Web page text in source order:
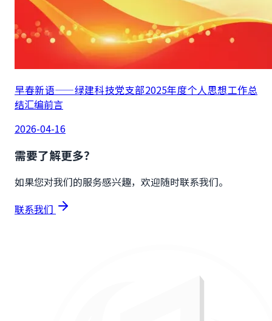
早春新语——绿建科技党支部2025年度个人思想工作总
结汇编前言
2026-04-16
需要了解更多？
如果您对我们的服务感兴趣，欢迎随时联系我们。
联系我们